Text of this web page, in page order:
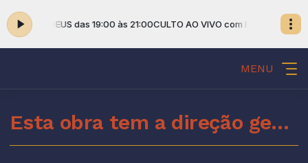
DE DEUS das 19:00 às 21:00CULTO AO VIVO com IGREJA
MENU
Esta obra tem a direção geral do Espírito Santo de Deus